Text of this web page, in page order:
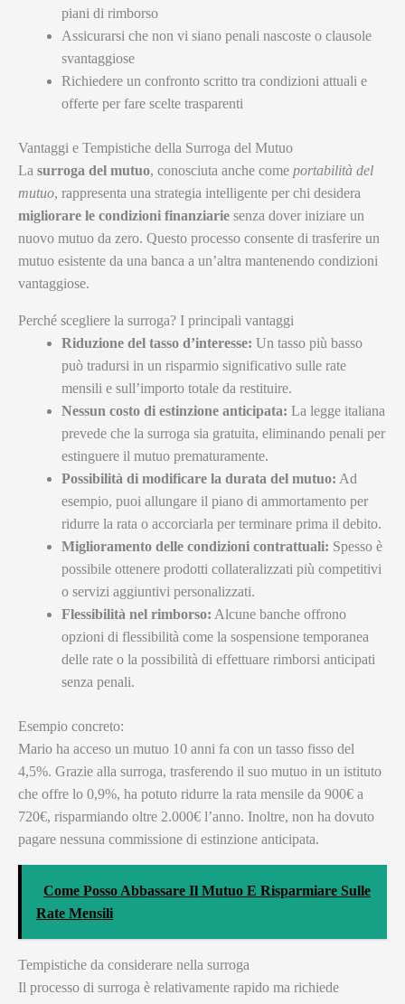
piani di rimborso
Assicurarsi che non vi siano penali nascoste o clausole
svantaggiose
Richiedere un confronto scritto tra condizioni attuali e
offerte per fare scelte trasparenti
Vantaggi e Tempistiche della Surroga del Mutuo
La surroga del mutuo, conosciuta anche come portabilità del
mutuo, rappresenta una strategia intelligente per chi desidera
migliorare le condizioni finanziarie senza dover iniziare un
nuovo mutuo da zero. Questo processo consente di trasferire un
mutuo esistente da una banca a un’altra mantenendo condizioni
vantaggiose.
Perché scegliere la surroga? I principali vantaggi
Riduzione del tasso d’interesse: Un tasso più basso
può tradursi in un risparmio significativo sulle rate
mensili e sull’importo totale da restituire.
Nessun costo di estinzione anticipata: La legge italiana
prevede che la surroga sia gratuita, eliminando penali per
estinguere il mutuo prematuramente.
Possibilità di modificare la durata del mutuo: Ad
esempio, puoi allungare il piano di ammortamento per
ridurre la rata o accorciarla per terminare prima il debito.
Miglioramento delle condizioni contrattuali: Spesso è
possibile ottenere prodotti collateralizzati più competitivi
o servizi aggiuntivi personalizzati.
Flessibilità nel rimborso: Alcune banche offrono
opzioni di flessibilità come la sospensione temporanea
delle rate o la possibilità di effettuare rimborsi anticipati
senza penali.
Esempio concreto:
Mario ha acceso un mutuo 10 anni fa con un tasso fisso del
4,5%. Grazie alla surroga, trasferendo il suo mutuo in un istituto
che offre lo 0,9%, ha potuto ridurre la rata mensile da 900€ a
720€, risparmiando oltre 2.000€ l’anno. Inoltre, non ha dovuto
pagare nessuna commissione di estinzione anticipata.
Come Posso Abbassare Il Mutuo E Risparmiare Sulle
Rate Mensili
Tempistiche da considerare nella surroga
Il processo di surroga è relativamente rapido ma richiede